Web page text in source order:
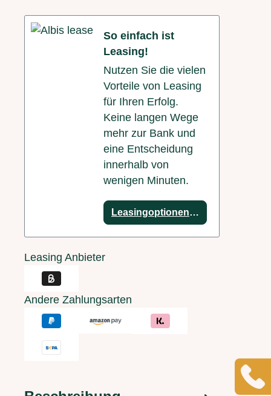
So einfach ist
Leasing!
Nutzen Sie die vielen
Vorteile von Leasing
für Ihren Erfolg.
Keine langen Wege
mehr zur Bank und
eine Entscheidung
innerhalb von
wenigen Minuten.
Leasingoptionen anzeigen
Leasing Anbieter
Andere Zahlungsarten